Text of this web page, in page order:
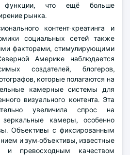
функции, что ещё больше
рынка.
контент-креатинга и
социальных сетей также
факторами, стимулирующими
Америке наблюдается
создателей, блогеров,
которые полагаются на
камерные системы для
визуального контента. Эта
увеличила спрос на
камеры, особенно
Объективы с фиксированным
и зум-объективы, известные
и превосходным качеством